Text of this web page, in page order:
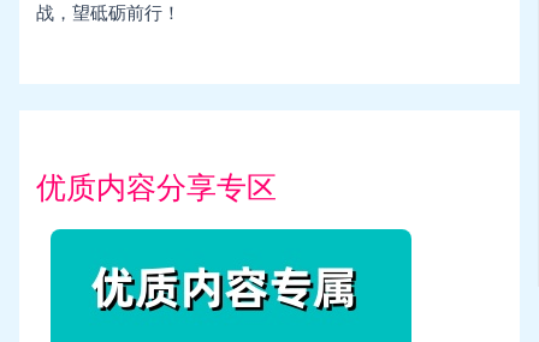
战，望砥砺前行！
优质内容分享专区